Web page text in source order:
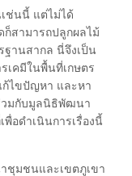
ช่นนี้ แต่ไม่ได้
ก็สามารถปลูกผลไม้
ฐานสากล นี่จึงเป็น
เคมีในพื้นที่เกษตร
ก้ไขปัญหา และหา
วมกับมูลนิธิพัฒนา
อดำเนินการเรื่องนี้
ชุมชนและเขตภูเขา